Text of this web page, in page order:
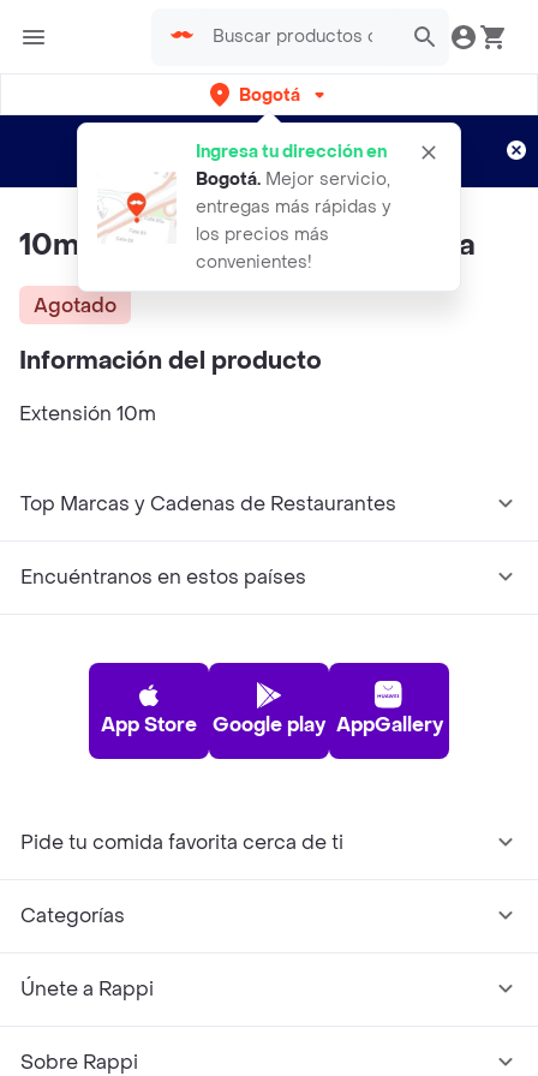
Bogotá
Ingresa tu dirección en
Bogotá. Mejor servicio,
entregas más rápidas y
los precios más
convenientes!
envíos gratis por semanas
Aplican TyC
10m Extensión Eléctrica Naranja
Agotado
Información del producto
Extensión 10m
Top Marcas y Cadenas de Restaurantes
Encuéntranos en estos países
App Store Google play AppGallery
Pide tu comida favorita cerca de ti
Categorías
Únete a Rappi
Sobre Rappi